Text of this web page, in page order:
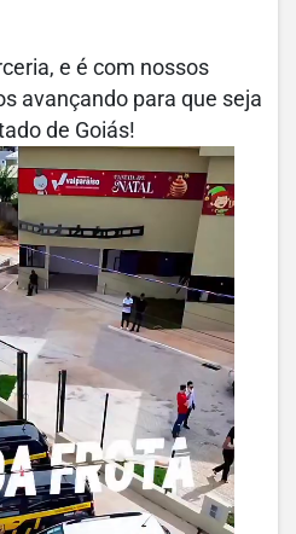
e é com nossos
avançando para que seja
de Goiás!